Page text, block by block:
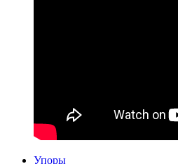
Упоры